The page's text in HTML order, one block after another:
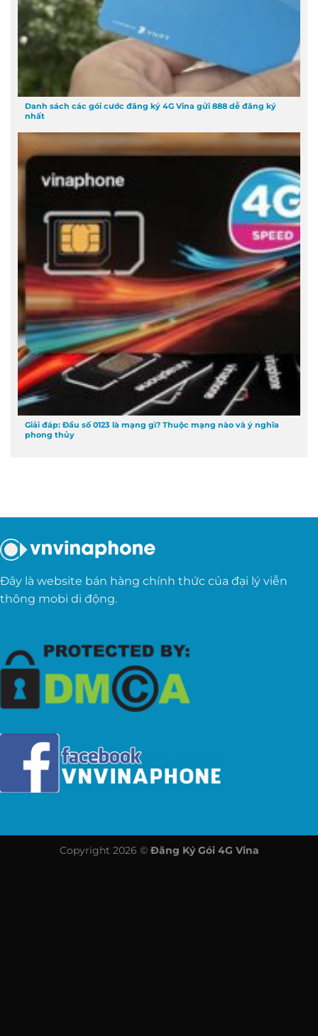
Danh sách các gói cước đăng ký 4G Vina gửi 888 dễ đăng ký
nhất
Giải đáp: Đầu số 0123 là mạng gì? Thuộc mạng nào và ý nghĩa
phong thủy
Đây là website bán hàng chính thức của đại lý viễn
thông mobi di động.
Copyright 2026 © Đăng Ký Gói 4G Vina